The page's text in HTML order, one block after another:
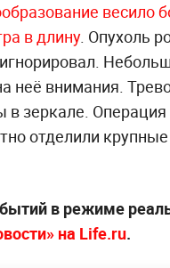
весило
в длину. Опухоль
неё внимания.
в зеркале.
отделили
в режиме
на Life.ru.